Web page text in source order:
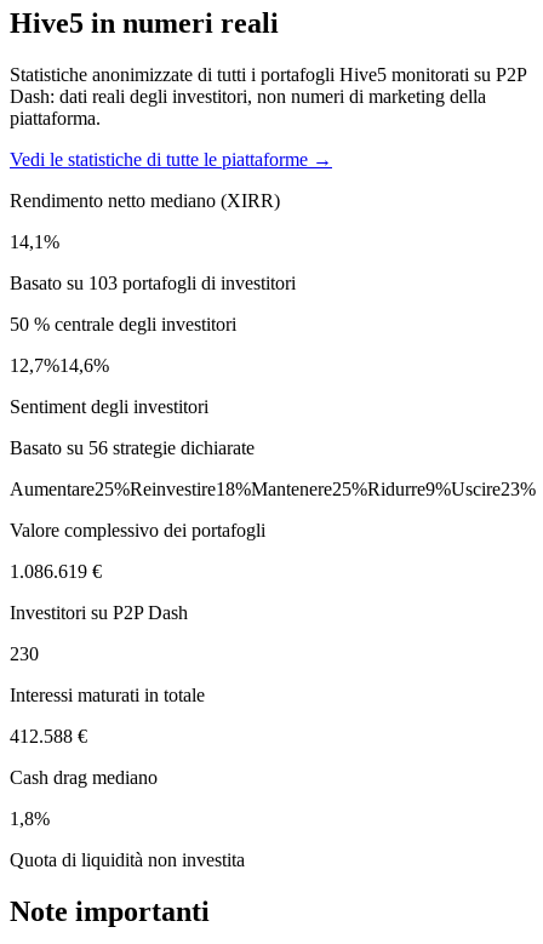
Hive5 in numeri reali
Statistiche anonimizzate di tutti i portafogli Hive5 monitorati su P2P
Dash: dati reali degli investitori, non numeri di marketing della
piattaforma.
Vedi le statistiche di tutte le piattaforme →
Rendimento netto mediano (XIRR)
14,1%
Basato su 103 portafogli di investitori
50 % centrale degli investitori
12,7%14,6%
Sentiment degli investitori
Basato su 56 strategie dichiarate
Aumentare25%Reinvestire18%Mantenere25%Ridurre9%Uscire23%
Valore complessivo dei portafogli
1.086.619 €
Investitori su P2P Dash
230
Interessi maturati in totale
412.588 €
Cash drag mediano
1,8%
Quota di liquidità non investita
Note importanti